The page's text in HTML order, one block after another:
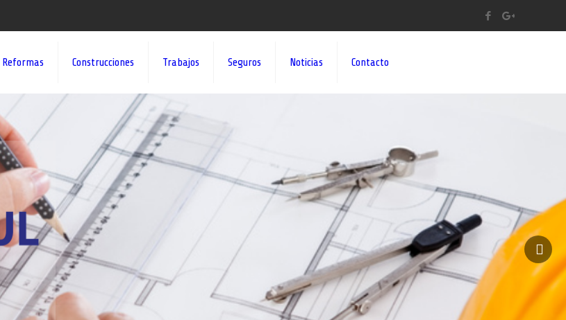
Reformas Construcciones Trabajos Seguros Noticias Contacto
¡¡DAMOS VIDA A SUS IDEAS¡¡